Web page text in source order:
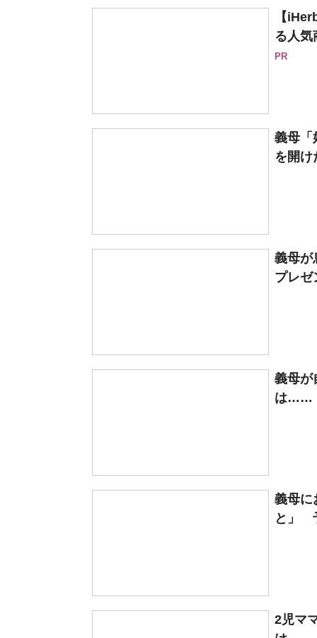
【
る人気
PR
義母「
を開
義母が
プレゼ
義母が
は……
義母
と」
2児マ